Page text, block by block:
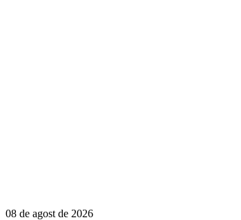
08 de agost de 2026